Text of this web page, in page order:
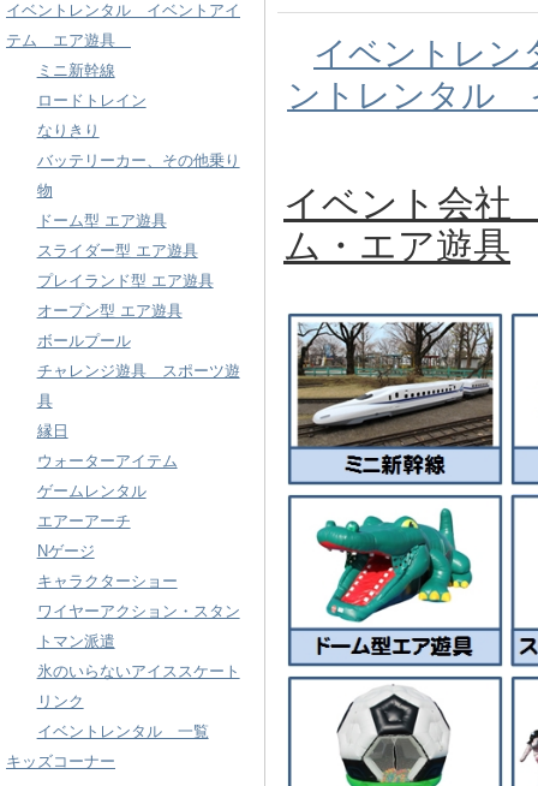
イベントレ
ントレンタル
イベント会社
ム・エア遊具
イベントレンタル イベントアイ
テム エア遊具
ミニ新幹線
ロードトレイン
なりきり
バッテリーカー、その他乗り
物
ドーム型 エア遊具
スライダー型 エア遊具
プレイランド型 エア遊具
オープン型 エア遊具
ボールプール
チャレンジ遊具 スポーツ遊
具
縁日
ウォーターアイテム
ゲームレンタル
エアーアーチ
Nゲージ
キャラクターショー
ワイヤーアクション・スタン
トマン派遣
氷のいらないアイススケート
リンク
イベントレンタル 一覧
キッズコーナー